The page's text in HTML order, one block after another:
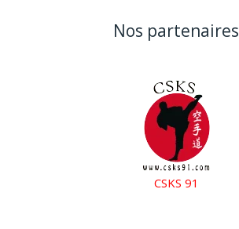
Nos partenaires
CSKS 91